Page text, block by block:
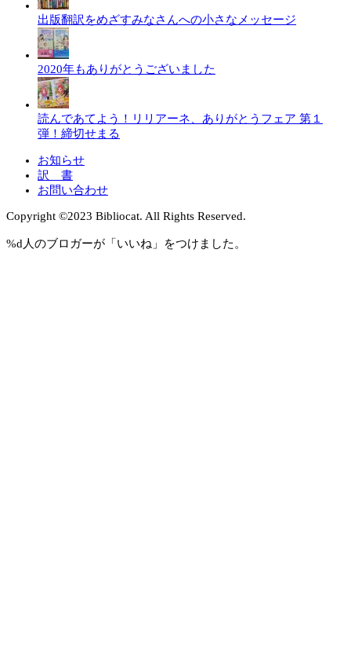
出版翻訳をめざすみなさんへの小さなメッセージ
2020年もありがとうございました
読んであてよう！リリアーネ、ありがとうフェア 第１
弾！締切せまる
お知らせ
訳 書
お問い合わせ
Copyright ©︎2023 Bibliocat. All Rights Reserved.
%d人のブロガーが「いいね」をつけました。